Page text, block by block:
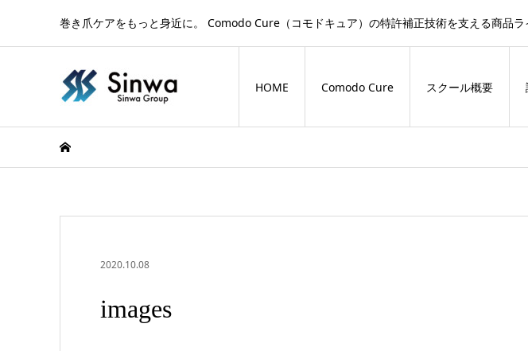
巻き爪ケアをもっと身近に。 Comodo Cure（コモドキュア）の特許補正技術を支える商品
HOME Comodo Cure スクール概要
2020.10.08
images